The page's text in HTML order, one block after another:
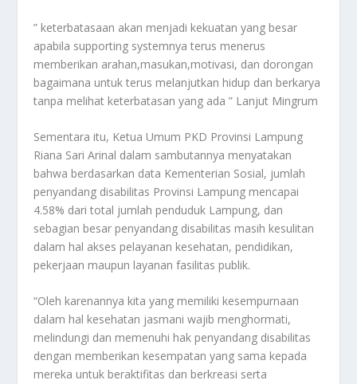
” keterbatasaan akan menjadi kekuatan yang besar
apabila supporting systemnya terus menerus
memberikan arahan,masukan,motivasi, dan dorongan
bagaimana untuk terus melanjutkan hidup dan berkarya
tanpa melihat keterbatasan yang ada ” Lanjut Mingrum
Sementara itu, Ketua Umum PKD Provinsi Lampung
Riana Sari Arinal dalam sambutannya menyatakan
bahwa berdasarkan data Kementerian Sosial, jumlah
penyandang disabilitas Provinsi Lampung mencapai
4.58% dari total jumlah penduduk Lampung, dan
sebagian besar penyandang disabilitas masih kesulitan
dalam hal akses pelayanan kesehatan, pendidikan,
pekerjaan maupun layanan fasilitas publik.
“Oleh karenannya kita yang memiliki kesempurnaan
dalam hal kesehatan jasmani wajib menghormati,
melindungi dan memenuhi hak penyandang disabilitas
dengan memberikan kesempatan yang sama kepada
mereka untuk beraktifitas dan berkreasi serta